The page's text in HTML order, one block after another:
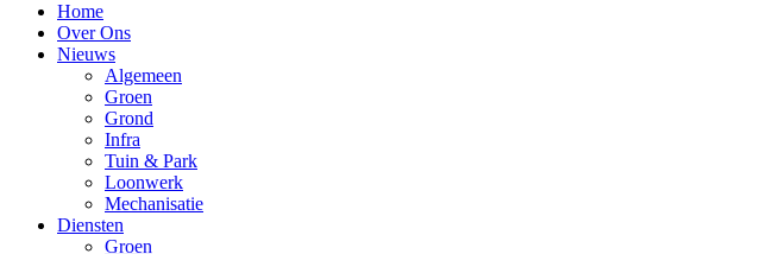
Home
Over Ons
Nieuws
Algemeen
Groen
Grond
Infra
Tuin & Park
Loonwerk
Mechanisatie
Diensten
Groen